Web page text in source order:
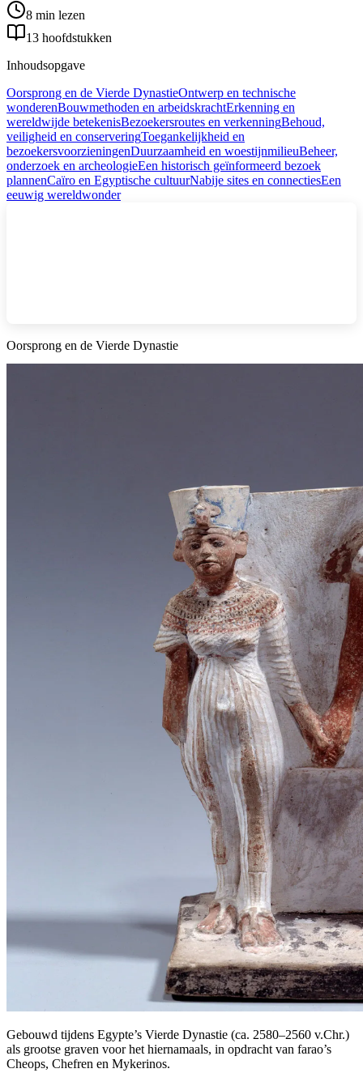
8 min lezen
13 hoofdstukken
Inhoudsopgave
Oorsprong en de Vierde DynastieOntwerp en technische
wonderenBouwmethoden en arbeidskrachtErkenning en
wereldwijde betekenisBezoekersroutes en verkenningBehoud,
veiligheid en conserveringToegankelijkheid en
bezoekersvoorzieningenDuurzaamheid en woestijnmilieuBeheer,
onderzoek en archeologieEen historisch geïnformeerd bezoek
plannenCaïro en Egyptische cultuurNabije sites en connectiesEen
eeuwig wereldwonder
Oorsprong en de Vierde Dynastie
Gebouwd tijdens Egypte’s Vierde Dynastie (ca. 2580–2560 v.Chr.)
als grootse graven voor het hiernamaals, in opdracht van farao’s
Cheops, Chefren en Mykerinos.